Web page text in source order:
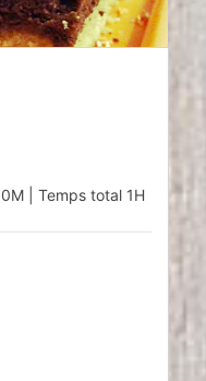
| Temps total 1H